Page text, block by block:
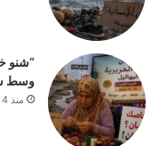
“شنو
وسط
منذ 4 أسابيع